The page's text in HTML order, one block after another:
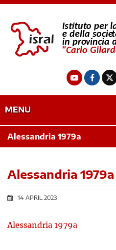
MENU
Alessandria 1979a
Alessandria 1979a
14 APRIL 2023
Alessandria 1979a